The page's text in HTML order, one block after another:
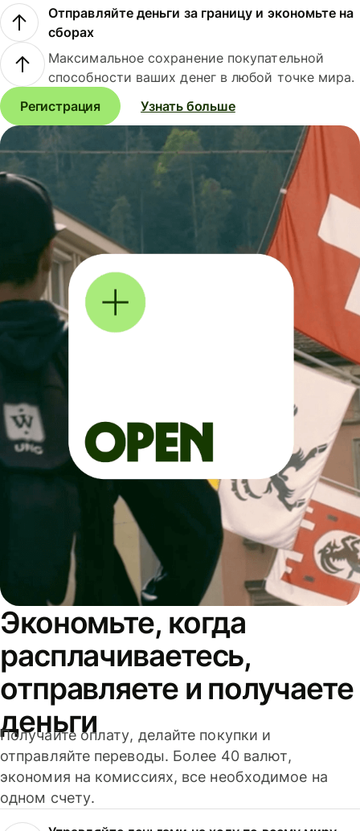
Отправляйте деньги за границу и экономьте на
сборах
Максимальное сохранение покупательной
способности ваших денег в любой точке мира.
Регистрация
Узнать больше
Экономьте, когда
расплачиваетесь,
отправляете и получаете
деньги
Получайте оплату, делайте покупки и
отправляйте переводы. Более 40 валют,
экономия на комиссиях, все необходимое на
одном счету.